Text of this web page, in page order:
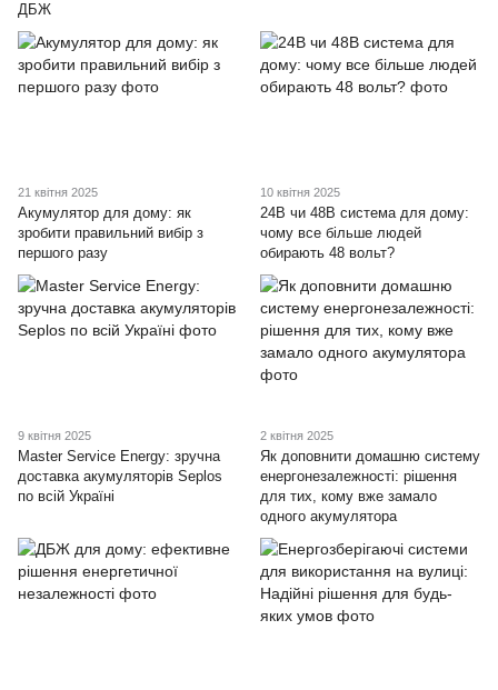
ДБЖ
21 квітня 2025
Акумулятор для дому: як
зробити правильний вибір з
першого разу
10 квітня 2025
24В чи 48В система для дому:
чому все більше людей
обирають 48 вольт?
9 квітня 2025
Master Service Energy: зручна
доставка акумуляторів Seplos
по всій Україні
2 квітня 2025
Як доповнити домашню систему
енергонезалежності: рішення
для тих, кому вже замало
одного акумулятора